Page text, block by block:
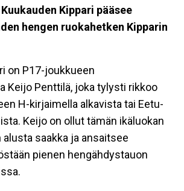
Kippari pääsee
hengen ruokahetken Kipparin
on P17-joukkueen
Keijo Penttilä, joka tylysti rikkoo
H-kirjaimella alkavista tai Eetu-
Keijo on ollut tämän ikäluokan
saakka ja ansaitsee
pienen hengähdystauon